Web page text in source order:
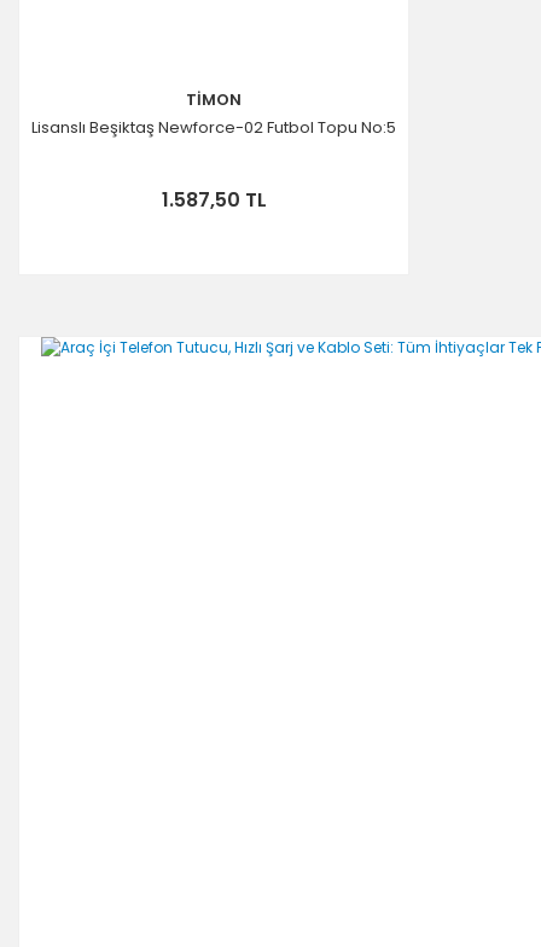
TİMON
Lisanslı Beşiktaş Newforce-02 Futbol Topu No:5
1.587,50 TL